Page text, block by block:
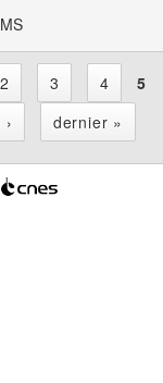
2 3 4
5
dernier »